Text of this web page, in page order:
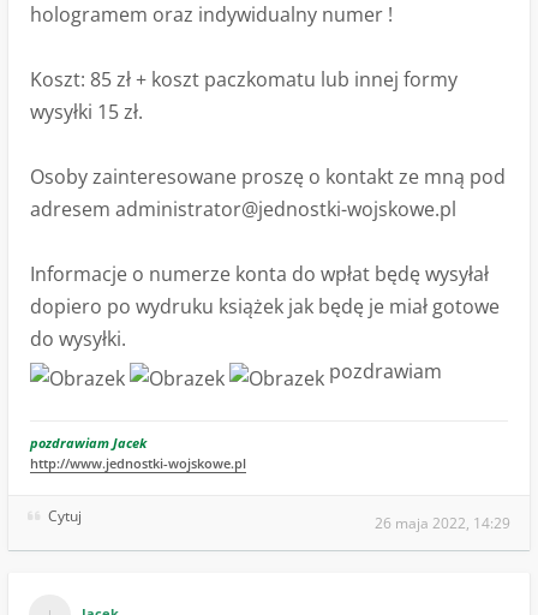
hologramem oraz indywidualny numer !
Koszt: 85 zł + koszt paczkomatu lub innej formy
wysyłki 15 zł.
Osoby zainteresowane proszę o kontakt ze mną pod
adresem administrator@jednostki-wojskowe.pl
Informacje o numerze konta do wpłat będę wysyłał
dopiero po wydruku książek jak będę je miał gotowe
do wysyłki.
pozdrawiam
pozdrawiam Jacek
http://www.jednostki-wojskowe.pl
Cytuj 26 maja 2022, 14:29